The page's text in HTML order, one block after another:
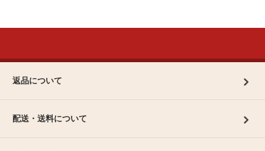
返品について
配送・送料について